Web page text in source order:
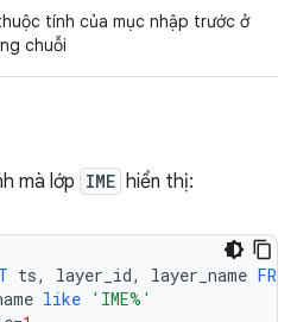
tính của mục nhập trước ở
chuỗi
mà lớp IME hiển thị:
ts, layer_id, layer_name FROM
like 'IME%'